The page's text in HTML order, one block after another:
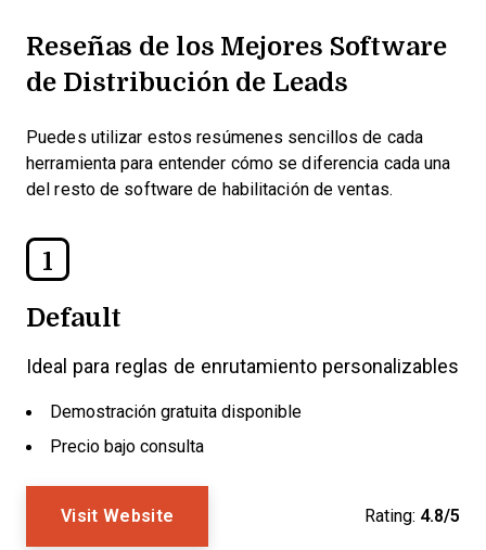
Reseñas de los Mejores Software
de Distribución de Leads
Puedes utilizar estos resúmenes sencillos de cada
herramienta para entender cómo se diferencia cada una
del resto de software de habilitación de ventas.
1
Default
Ideal para reglas de enrutamiento personalizables
Demostración gratuita disponible
Precio bajo consulta
Visit Website Rating: 4.8/5